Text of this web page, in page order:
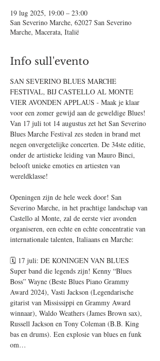
19 lug 2025, 19:00 – 23:00
San Severino Marche, 62027 San Severino
Marche, Macerata, Italië
Info sull'evento
SAN SEVERINO BLUES MARCHE
FESTIVAL, BIJ CASTELLO AL MONTE
VIER AVONDEN APPLAUS - Maak je klaar
voor een zomer gewijd aan de geweldige Blues!
Van 17 juli tot 14 augustus zet het San Severino
Blues Marche Festival zes steden in brand met
negen onvergetelijke concerten. De 34ste editie,
onder de artistieke leiding van Mauro Binci,
belooft unieke emoties en artiesten van
wereldklasse!
Openingen zijn de hele week door! San
Severino Marche, in het prachtige landschap van
Castello al Monte, zal de eerste vier avonden
organiseren, een echte en echte concentratie van
internationale talenten, Italiaans en Marche:
🗓️ 17 juli: DE KONINGEN VAN BLUES
Super band die legends zijn! Kenny “Blues
Boss” Wayne (Beste Blues Piano Grammy
Award 2024), Vasti Jackson (Legendarische
gitarist van Mississippi en Grammy Award
winnaar), Waldo Weathers (James Brown sax),
Russell Jackson en Tony Coleman (B.B. King
bas en drums). Een explosie van blues en funk
om…